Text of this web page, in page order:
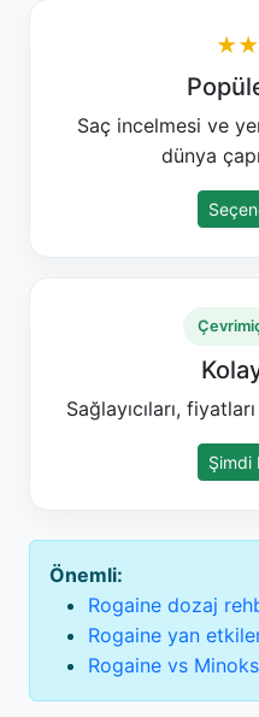
Saç incelmesi ve
dünya
Sağlayıcıları,
Şimdi
Önemli:
Rogaine dozaj
Rogaine yan
Rogaine vs